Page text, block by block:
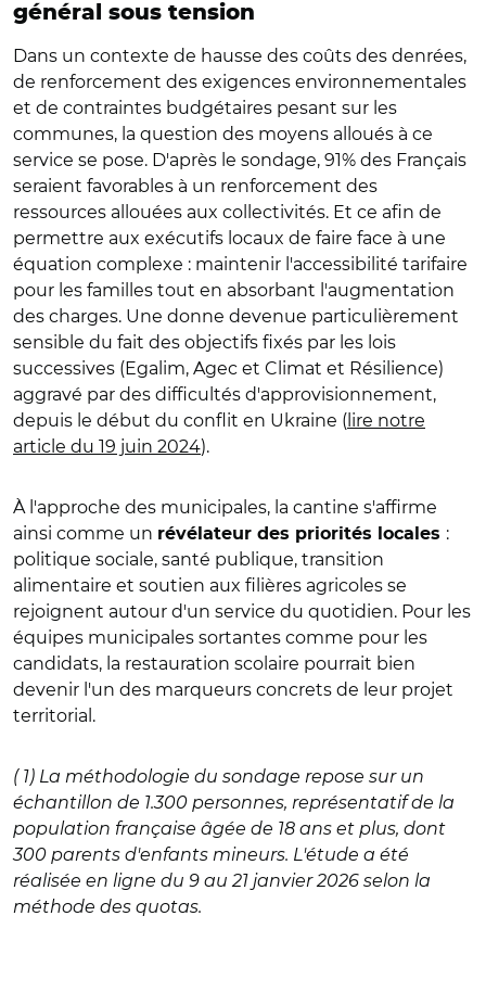
général sous tension
Dans un contexte de hausse des coûts des denrées,
de renforcement des exigences environnementales
et de contraintes budgétaires pesant sur les
communes, la question des moyens alloués à ce
service se pose. D'après le sondage, 91% des Français
seraient favorables à un renforcement des
ressources allouées aux collectivités. Et ce afin de
permettre aux exécutifs locaux de faire face à une
équation complexe : maintenir l'accessibilité tarifaire
pour les familles tout en absorbant l'augmentation
des charges. Une donne devenue particulièrement
sensible du fait des objectifs fixés par les lois
successives (Egalim, Agec et Climat et Résilience)
aggravé par des difficultés d'approvisionnement,
depuis le début du conflit en Ukraine ( lire notre
article du 19 juin 2024).
À l'approche des municipales, la cantine s'affirme
ainsi comme un révélateur des priorités locales :
politique sociale, santé publique, transition
alimentaire et soutien aux filières agricoles se
rejoignent autour d'un service du quotidien. Pour les
équipes municipales sortantes comme pour les
candidats, la restauration scolaire pourrait bien
devenir l'un des marqueurs concrets de leur projet
territorial.
( 1) La méthodologie du sondage repose sur un
échantillon de 1.300 personnes, représentatif de la
population française âgée de 18 ans et plus, dont
300 parents d'enfants mineurs. L'étude a été
réalisée en ligne du 9 au 21 janvier 2026 selon la
méthode des quotas.